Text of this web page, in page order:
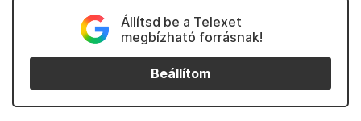
Állítsd be a Telexet
megbízható forrásnak!
Beállítom